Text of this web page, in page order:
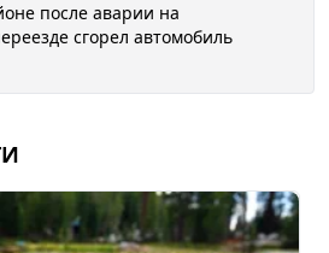
после аварии на
сгорел автомобиль